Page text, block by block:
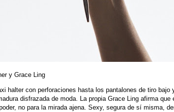
y Grace Ling
halter con perforaciones hasta los pantalones de tiro
disfrazada de moda. La propia Grace Ling afirma
no para la mirada ajena. Sexy, segura de sí misma,